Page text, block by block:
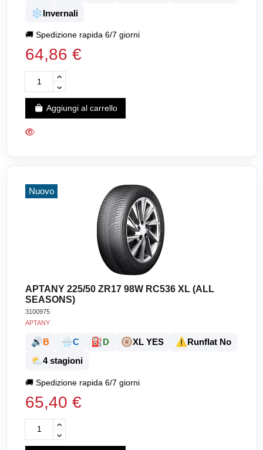
❄️Invernali
🚚Spedizione rapida 6/7 giorni
64,86 €
Aggiungi al carrello
Nuovo
APTANY 225/50 ZR17 98W RC536 XL (ALL
SEASONS)
3100975
APTANY
🔊B 🌧️C ⛽D 🛞XL YES ⚠️Runflat No
⛅4 stagioni
🚚Spedizione rapida 6/7 giorni
65,40 €